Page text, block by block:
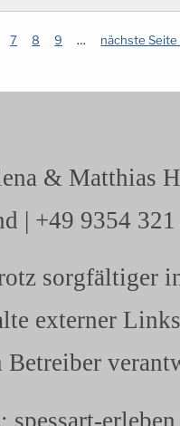
7 8 9 … nächste Seite
& Matthias
| +49 9354
sorgfältiger
externer
Betreiber
spessart-